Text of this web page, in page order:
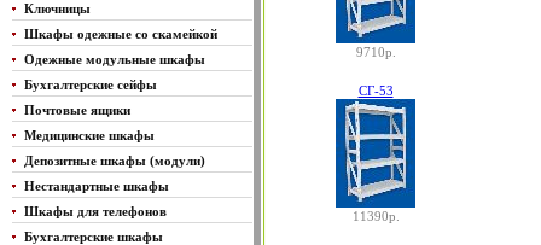
Ключницы
Шкафы одежные со скамейкой
Одежные модульные шкафы
Бухгалтерские сейфы
Почтовые ящики
Медицинские шкафы
Депозитные шкафы (модули)
Нестандартные шкафы
Шкафы для телефонов
Бухгалтерские шкафы
9710р.
СГ-53
11390р.